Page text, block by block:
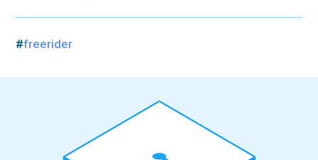
#freerider